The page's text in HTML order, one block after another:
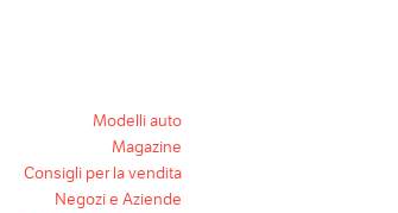
Modelli auto
Magazine
Consigli per la vendita
Negozi e Aziende